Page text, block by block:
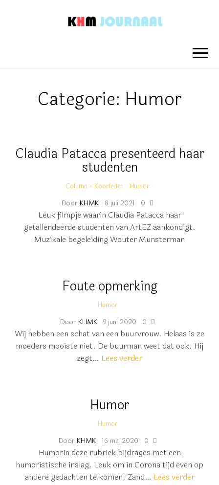
KHM
JOURNAAL
Nieuwsberichten van het Koninklijk
Categorie: Humor
Claudia Patacca presenteerd haar
studenten
Column - Koorleden Humor
Door KHMK 8 juli 2021 0
Leuk filmpje waarin Claudia Patacca haar
getallendeerde studenten van ArtEZ aankondigt.
Muzikale begeleiding Wouter Munsterman
Foute opmerking
Humor
Door KHMK 9 juni 2020 0
Wij hebben een schat van een buurvrouw. Helaas is ze
moeders mooiste niet. De buurman weet dat ook. Hij
zegt… Lees verder
Humor
Humor
Door KHMK 16 mei 2020 0
HumorIn deze rubriek bijdrages met een
humoristische inslag. Leuk om in Corona tijd even op
andere gedachten te komen. Zand… Lees verder